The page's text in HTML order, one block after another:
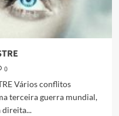
0
Vários conflitos
terceira guerra mundial,
direita...